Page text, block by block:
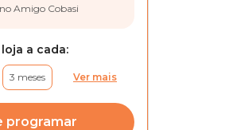
no Amigo Cobasi
a cada:
3 meses Ver mais
programar